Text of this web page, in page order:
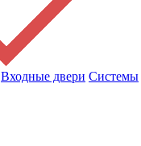
Входные двери Системы